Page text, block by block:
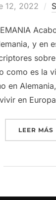
12, 2022
y en
como es la
en
en
LEER MÁS